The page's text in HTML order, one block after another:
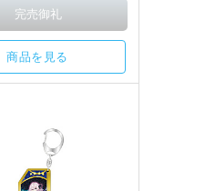
商品を見る